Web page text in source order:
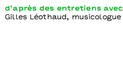
d’après des entretiens avec
Gilles Léothaud, musicologue